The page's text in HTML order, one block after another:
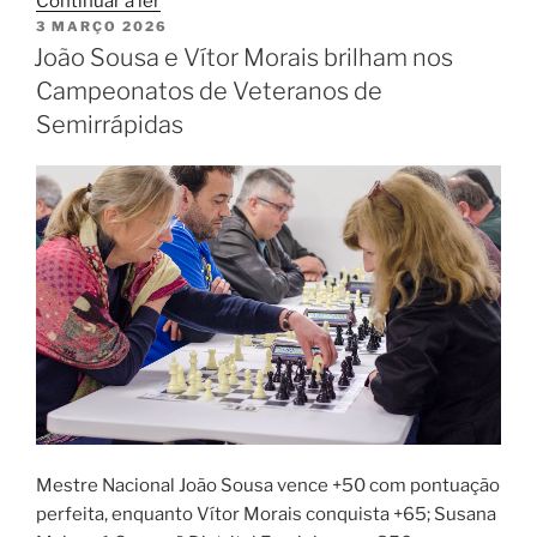
em
Torres
Vedras
2026”
PUBLICADO
EM
3 MARÇO 2026
João Sousa e Vítor Morais brilham nos
Campeonatos de Veteranos de
Semirrápidas
Mestre Nacional João Sousa vence +50 com pontuação
perfeita, enquanto Vítor Morais conquista +65; Susana